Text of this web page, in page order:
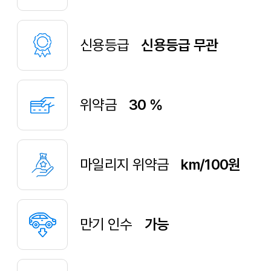
신용등급 신용등급 무관
위약금 30 %
마일리지 위약금 km/100원
만기 인수 가능